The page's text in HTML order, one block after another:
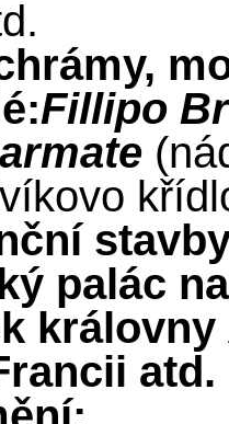
Fillipo
palác
královny
atd.